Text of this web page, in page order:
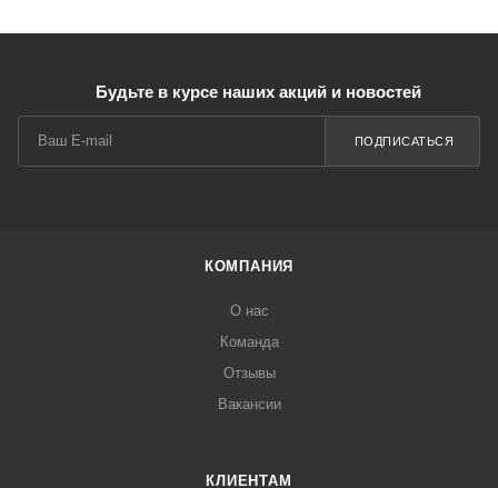
Будьте в курсе наших акций и новостей
ПОДПИСАТЬСЯ
КОМПАНИЯ
О нас
Команда
Отзывы
Вакансии
КЛИЕНТАМ